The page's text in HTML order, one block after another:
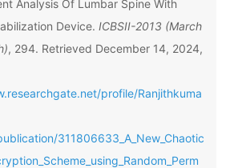
Analysis Of Lumbar Spine With
Device. ICBSII-2013 (March
, 294. Retrieved December 14, 2024,
profile/Ranjithkuma
311806633_A_New_Chaotic